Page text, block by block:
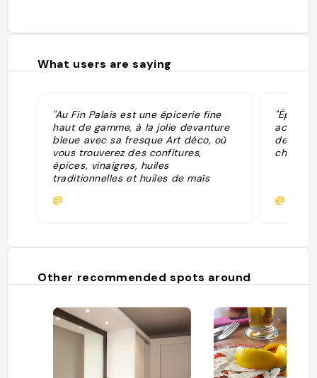
What users are saying
"Au Fin Palais est une épicerie fine
haut de gamme, à la jolie devanture
bleue avec sa fresque Art déco, où
vous trouverez des confitures,
épices, vinaigres, huiles
traditionnelles et huiles de maïs
moutardes, caviar d'escargots, seul
de tous les pays producteurs, toute
de mélanges aux notes délicates,
ainsi qu'une belle gamme de cafés
pur arabica. Pour faire plaisir ou se
faire plaisir, la boutique regorge de
tout un choix de terrines, foies gras
@
acheter
des
@
Other recommended spots around